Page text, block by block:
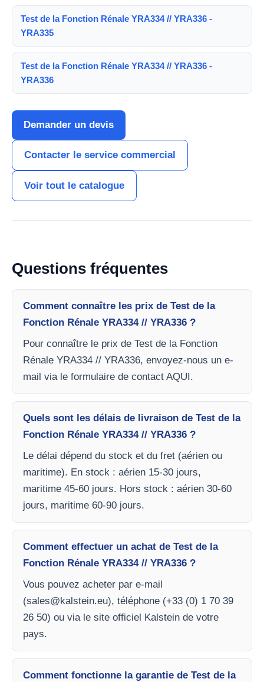
Test de la Fonction Rénale YRA334 // YRA336 -
YRA335
Test de la Fonction Rénale YRA334 // YRA336 -
YRA336
Demander un devis
Contacter le service commercial
Voir tout le catalogue
Questions fréquentes
Comment connaître les prix de Test de la
Fonction Rénale YRA334 // YRA336 ?
Pour connaître le prix de Test de la Fonction
Rénale YRA334 // YRA336, envoyez-nous un e-
mail via le formulaire de contact AQUI.
Quels sont les délais de livraison de Test de la
Fonction Rénale YRA334 // YRA336 ?
Le délai dépend du stock et du fret (aérien ou
maritime). En stock : aérien 15-30 jours,
maritime 45-60 jours. Hors stock : aérien 30-60
jours, maritime 60-90 jours.
Comment effectuer un achat de Test de la
Fonction Rénale YRA334 // YRA336 ?
Vous pouvez acheter par e-mail
(sales@kalstein.eu), téléphone (+33 (0) 1 70 39
26 50) ou via le site officiel Kalstein de votre
pays.
Comment fonctionne la garantie de Test de la